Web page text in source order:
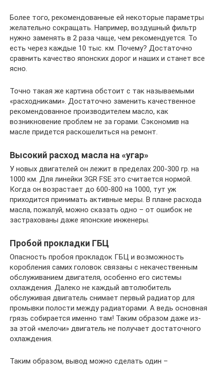
Более того, рекомендованные ей некоторые параметры
желательно сокращать. Например, воздушный фильтр
нужно заменять в 2 раза чаще, чем рекомендуется. То
есть через каждые 10 тыс. км. Почему? Достаточно
сравнить качество японских дорог и наших и станет все
ясно.
Точно такая же картина обстоит с так называемыми
«расходниками». Достаточно заменить качественное
рекомендованное производителем масло, как
возникновение проблем не за горами. Сэкономив на
масле придется раскошелиться на ремонт.
Высокий расход масла на «угар»
У новых двигателей он лежит в пределах 200-300 гр. на
1000 км. Для линейки 3GR FSE это считается нормой.
Когда он возрастает до 600-800 на 1000, тут уж
приходится принимать активные меры. В плане расхода
масла, пожалуй, можно сказать одно – от ошибок не
застрахованы даже японские инженеры.
Пробой прокладки ГБЦ
Опасность пробоя прокладок ГБЦ и возможность
коробления самих головок связаны с некачественным
обслуживанием двигателя, особенно его системы
охлаждения. Далеко не каждый автолюбитель
обслуживая двигатель снимает первый радиатор для
промывки полости между радиаторами. А ведь основная
грязь собирается именно там! Таким образом даже из-
за этой «мелочи» двигатель не получает достаточного
охлаждения.
Таким образом, вывод можно сделать один –